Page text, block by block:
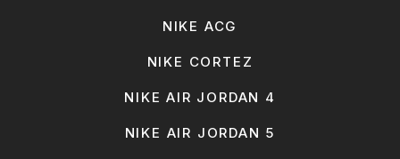
NIKE ACG
NIKE CORTEZ
NIKE AIR JORDAN 4
NIKE AIR JORDAN 5